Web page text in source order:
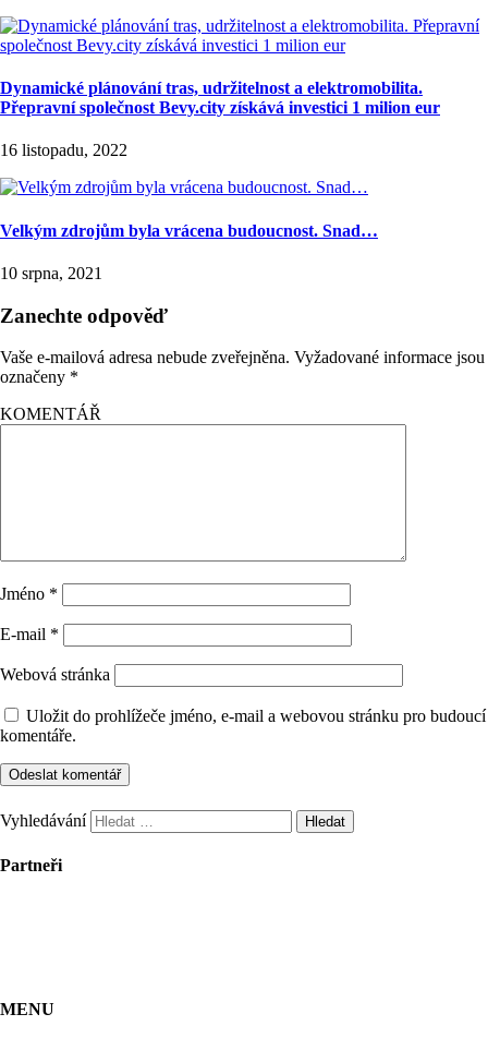
Dynamické plánování tras, udržitelnost a elektromobilita.
Přepravní společnost Bevy.city získává investici 1 milion eur
16 listopadu, 2022
Velkým zdrojům byla vrácena budoucnost. Snad…
10 srpna, 2021
Zanechte odpověď
Vaše e-mailová adresa nebude zveřejněna. Vyžadované informace jsou
označeny *
KOMENTÁŘ
Jméno *
E-mail *
Webová stránka
Uložit do prohlížeče jméno, e-mail a webovou stránku pro budoucí
komentáře.
Vyhledávání
Partneři
MENU